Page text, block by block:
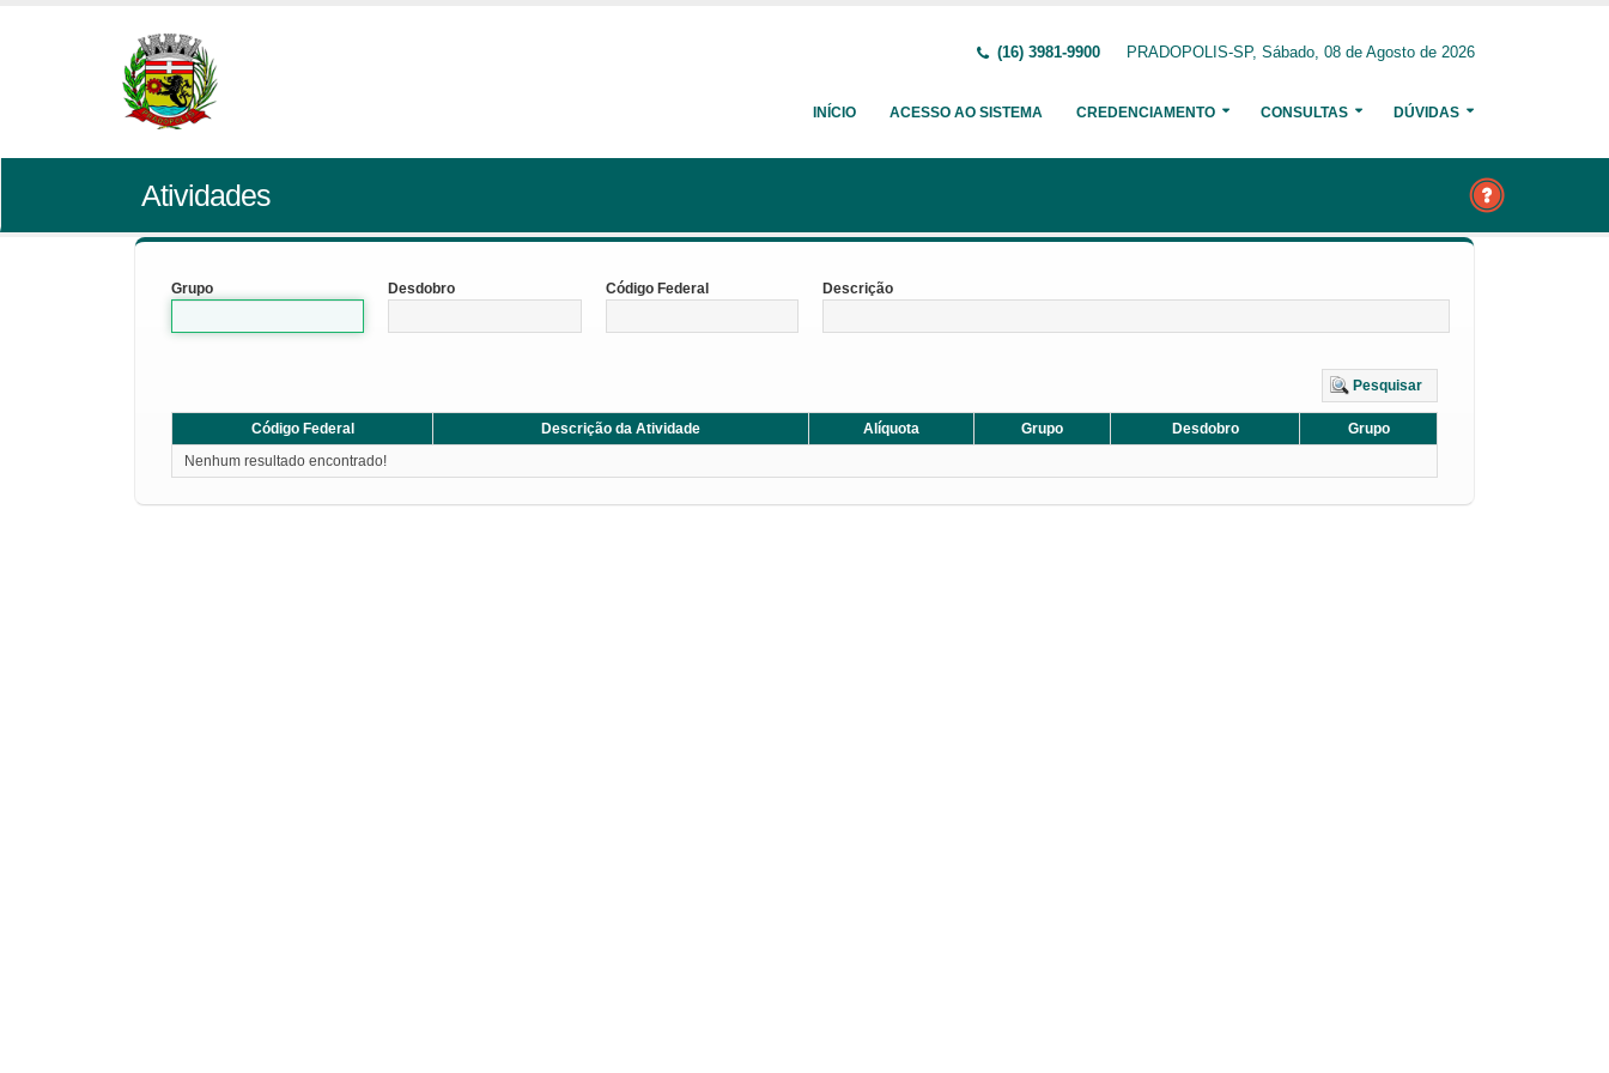
(16) 3981-9900 PRADOPOLIS-SP, Sábado, 08 de Agosto de 2026
INÍCIO ACESSO AO SISTEMA CREDENCIAMENTO CONSULTAS DÚVIDAS
Atividades
Grupo Desdobro Código Federal Descrição
Pesquisar
Código Federal Descrição da Atividade Alíquota Grupo Desdobro
Grupo
Nenhum resultado encontrado!